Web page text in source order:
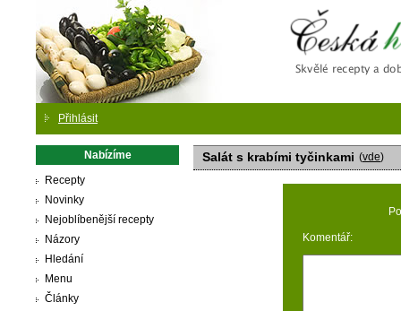
Přihlásit
Nabízíme
Recepty
Novinky
Nejoblíbenější recepty
Názory
Hledání
Menu
Články
Salát s krabími tyčinkami (vde)
Komentář: